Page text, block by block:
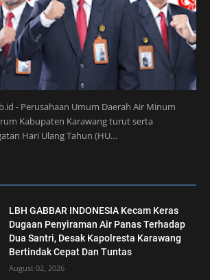
- Perusahaan Umum Daerah Air Minum
Kabupaten Karawang turut serta
Hari Ulang Tahun (HU…
LBH GABBAR INDONESIA Kecam Keras
Dugaan Penyiraman Air Panas Terhadap
Dua Santri, Desak Kapolresta Karawang
Bertindak Cepat Dan Tuntas
August 02, 2026